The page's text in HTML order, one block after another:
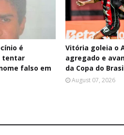
é
tentar
falso em
Vitória goleia o
agregado e
da Copa do
August 07, 2026